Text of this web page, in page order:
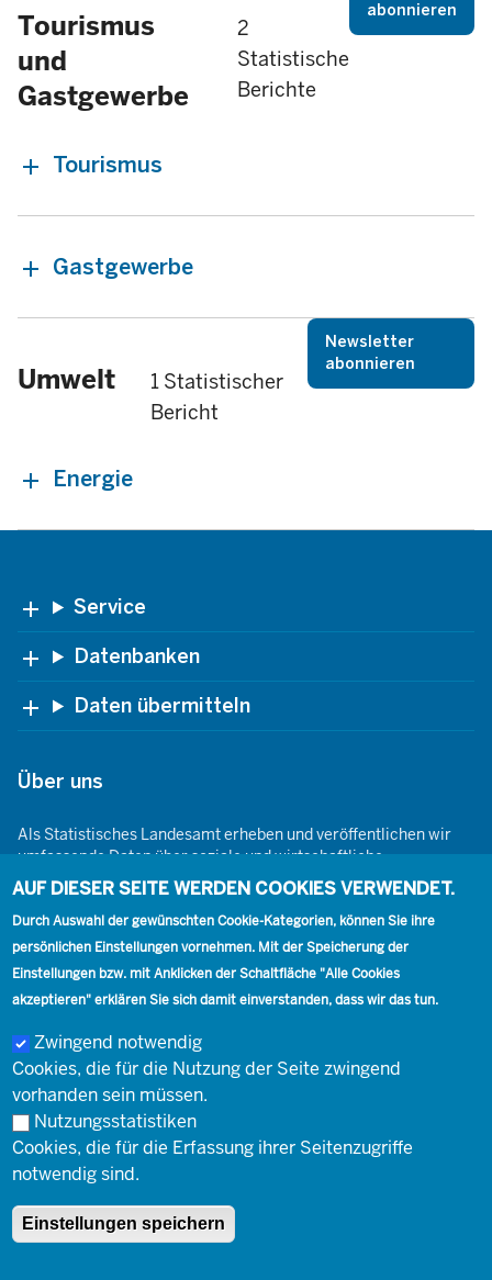
Tourismus
und
Gastgewerbe
2
Statistische
Berichte
abonnieren
Tourismus
Gastgewerbe
Umwelt
1 Statistischer
Bericht
Newsletter
abonnieren
Energie
Footer Service
Datenbanken
Daten übermitteln
Über uns
Als Statistisches Landesamt erheben und veröffentlichen wir
umfassende Daten über soziale und wirtschaftliche
Gegebenheiten. Dabei sind wir den Grundsätzen der Neutralität,
Objektivität, wissenschaftlichen Unabhängigkeit und der
statistischen Geheimhaltung verpflichtet.
Footer
Kontakt
Kontakt Presse Karriere
Social
Footer
Impressum
© Landesbetrieb Information und Technik Nordrhein-Westfalen
(IT.NRW)
Impressum Datenschutz
AUF DIESER SEITE WERDEN COOKIES VERWENDET.
Durch Auswahl der gewünschten Cookie-Kategorien, können Sie ihre
persönlichen Einstellungen vornehmen. Mit der Speicherung der
Einstellungen bzw. mit Anklicken der Schaltfläche "Alle Cookies
akzeptieren" erklären Sie sich damit einverstanden, dass wir das tun.
Zwingend notwendig
Cookies, die für die Nutzung der Seite zwingend
vorhanden sein müssen.
Nutzungsstatistiken
Cookies, die für die Erfassung ihrer Seitenzugriffe
notwendig sind.
Einstellungen speichern